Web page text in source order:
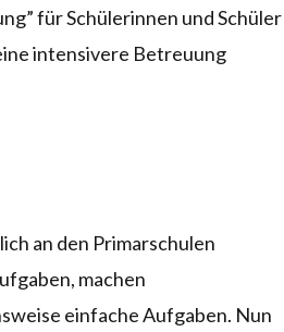
für Schülerinnen und Schüler
intensivere Betreuung
an den Primarschulen
machen
einfache Aufgaben. Nun